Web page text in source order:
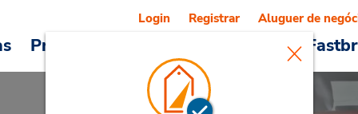
Promoções Veículos e serviços
Login Registrar Aluguer de